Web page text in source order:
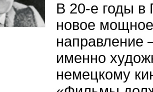
В 20-е годы в
новое
направление
именно
немецкому